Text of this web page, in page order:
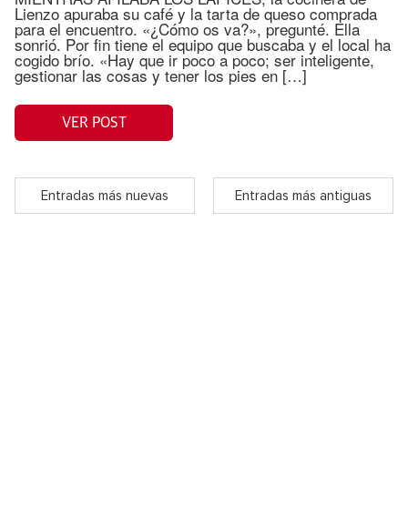
Lienzo apuraba su café y la tarta de queso comprada
para el encuentro. «¿Cómo os va?», pregunté. Ella
sonrió. Por fin tiene el equipo que buscaba y el local ha
cogido brío. «Hay que ir poco a poco; ser inteligente,
gestionar las cosas y tener los pies en […]
VER POST
Entradas más nuevas Entradas más antiguas